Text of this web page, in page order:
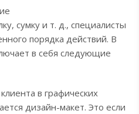
сумку и т. д., специалисты
порядка действий. В
в себя следующие
в графических
дизайн-макет. Это если